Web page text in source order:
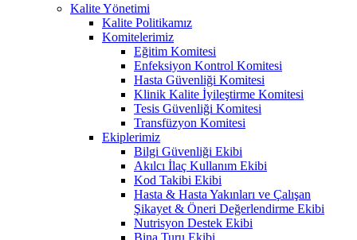
Kalite Yönetimi
Kalite Politikamız
Komitelerimiz
Eğitim Komitesi
Enfeksiyon Kontrol Komitesi
Hasta Güvenliği Komitesi
Klinik Kalite İyileştirme Komitesi
Tesis Güvenliği Komitesi
Transfüzyon Komitesi
Ekiplerimiz
Bilgi Güvenliği Ekibi
Akılcı İlaç Kullanım Ekibi
Kod Takibi Ekibi
Hasta & Hasta Yakınları ve Çalışan
Şikayet & Öneri Değerlendirme Ekibi
Nutrisyon Destek Ekibi
Bina Turu Ekibi